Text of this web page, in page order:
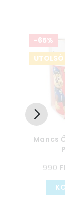
-65%
Mancs
990